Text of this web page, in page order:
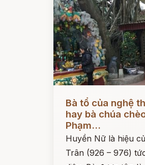
Đọc ngay
Bà tổ của nghệ
hay bà chúa
Phạm...
Huyền Nữ là hiệu
Trân (926 – 976)